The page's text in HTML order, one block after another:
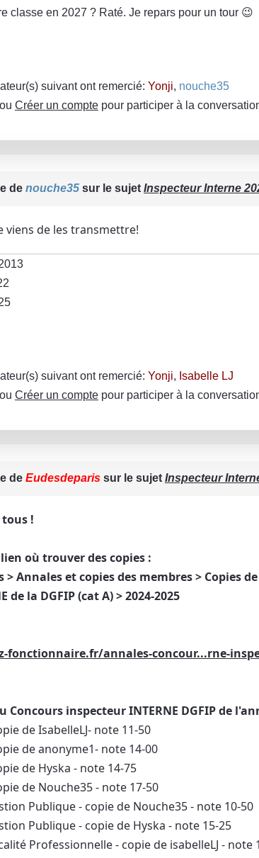
classe en 2027 ? Raté. Je repars pour un tour 😉
suivant ont remercié: Yonji, nouche35
ou Créer un compte pour participer à la
de nouche35 sur le sujet Inspecteur Interne
viens de les transmettre!
suivant ont remercié: Yonji, Isabelle LJ
ou Créer un compte pour participer à la
de Eudesdeparis sur le sujet Inspecteur
!
où trouver des copies :
> Annales et copies des membres > Copies
de la DGFIP (cat A) > 2024-2025
fonctionnaire.fr/annales-concour...rne-
Concours inspecteur INTERNE DGFIP de
de IsabelleLJ- note 11-50
de anonyme1- note 14-00
de Hyska - note 14-75
de Nouche35 - note 17-50
Publique - copie de Nouche35 - note 10-50
Publique - copie de Hyska - note 15-25
Professionnelle - copie de isabelleLJ - note